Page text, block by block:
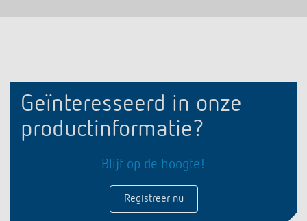
Geïnteresseerd in onze
productinformatie?
Blijf op de hoogte!
Registreer nu